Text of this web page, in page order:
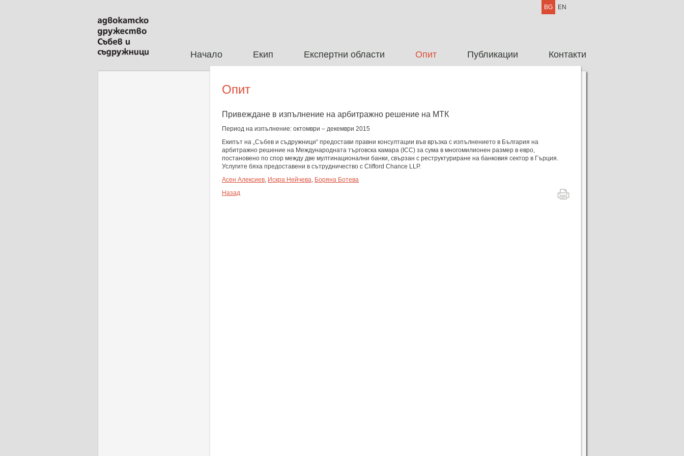
BG EN
Начало Екип Експертни области Опит Публикации Контакти
Опит
Привеждане в изпълнение на арбитражно решение на МТК
Период на изпълнение: октомври – декември 2015
Екипът на „Събев и съдружници“ предостави правни консултации във връзка с изпълнението в България на
арбитражно решение на Международната търговска камара (ICC) за сума в многомилионен размер в евро,
постановено по спор между две мултинационални банки, свързан с реструктуриране на банковия сектор в Гърция.
Услугите бяха предоставени в сътрудничество с Clifford Chance LLP.
Асен Алексиев, Искра Нейчева, Боряна Ботева
Назад